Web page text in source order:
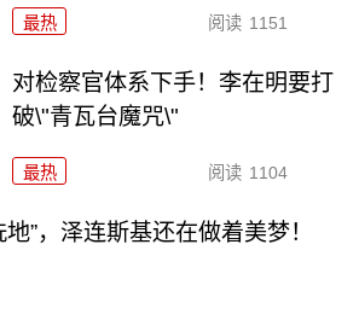
最热 阅读 1151
对检察官体系下手！李在明要打
破\"青瓦台魔咒\"
最热 阅读 1104
”，泽连斯基还在做着美梦！